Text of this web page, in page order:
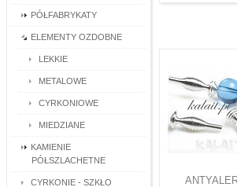
PÓŁFABRYKATY
ELEMENTY OZDOBNE
LEKKIE
METALOWE
CYRKONIOWE
MIEDZIANE
KAMIENIE
PÓŁSZLACHETNE
CYRKONIE - SZKŁO